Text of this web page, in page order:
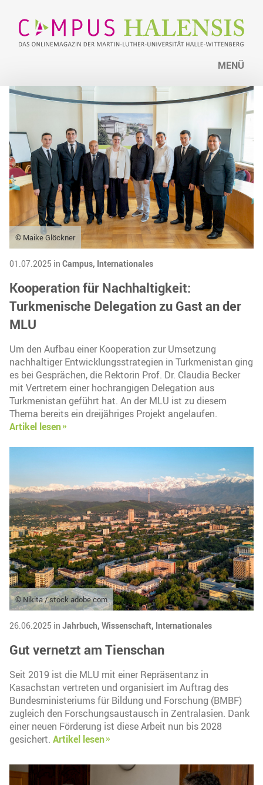
MENÜ
© Maike Glöckner
01.07.2025 in Campus, Internationales
Kooperation für Nachhaltigkeit:
Turkmenische Delegation zu Gast an der
MLU
Um den Aufbau einer Kooperation zur Umsetzung
nachhaltiger Entwicklungsstrategien in Turkmenistan ging
es bei Gesprächen, die Rektorin Prof. Dr. Claudia Becker
mit Vertretern einer hochrangigen Delegation aus
Turkmenistan geführt hat. An der MLU ist zu diesem
Thema bereits ein dreijähriges Projekt angelaufen.
Artikel lesen
© Nikita / stock.adobe.com
26.06.2025 in Jahrbuch, Wissenschaft, Internationales
Gut vernetzt am Tienschan
Seit 2019 ist die MLU mit einer Repräsentanz in
Kasachstan vertreten und organisiert im Auftrag des
Bundesministeriums für Bildung und Forschung (BMBF)
zugleich den Forschungsaustausch in Zentralasien. Dank
einer neuen Förderung ist diese Arbeit nun bis 2028
gesichert. Artikel lesen